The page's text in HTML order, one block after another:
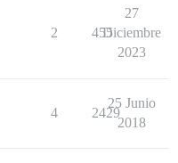
2 455
27
Diciembre
2023
4 2429
25 Junio
2018